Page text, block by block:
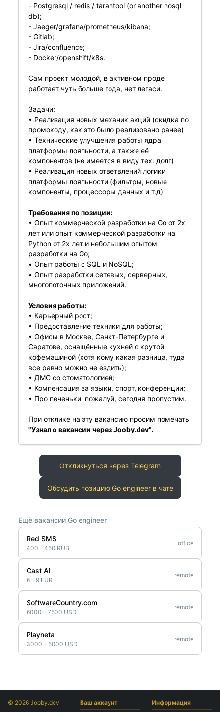
- Postgresql / redis / tarantool (or another nosql
db);
- Jaeger/grafana/prometheus/kibana;
- Gitlab;
- Jira/confluence;
- Docker/openshift/k8s.
Сам проект молодой, в активном проде
работает чуть больше года, нет легаси.
Задачи:
• Реализация новых механик акций (скидка по
промокоду, как это было реализовано ранее)
• Технические улучшения работы ядра
платформы лояльности, а также её
компонентов (не имеется в виду тех. долг)
• Реализация новых ответвлений логики
платформы лояльности (фильтры, новые
компоненты, процессоры данных и т.д)
Требования по позиции:
• Опыт коммерческой разработки на Go от 2х
лет или опыт коммерческой разработки на
Python от 2х лет и небольшим опытом
разработки на Go;
• Опыт работы с SQL и NoSQL;
• Опыт разработки сетевых, серверных,
многопоточных приложений.
Условия работы:
• Карьерный рост;
• Предоставление техники для работы;
• Офисы в Москве, Санкт-Петербурге и
Саратове, оснащённые кухней с крутой
кофемашиной (хотя кому какая разница, туда
все равно можно не ездить);
• ДМС со стоматологией;
• Компенсация за языки, спорт, конференции;
• Про печеньки, пожалуй, сегодня пропустим.
При отклике на эту вакансию просим помечать
"Узнал о вакансии через Jooby.dev".
Откликнуться через Telegram
Обсудить позицию Go engineer в чате
Ещё вакансии Go engineer
Red SMS
400 – 450 RUB
office
Cast AI
6 – 9 EUR
remote
SoftwareCountry.com
6000 – 7500 USD
remote
Playneta
3000 – 5000 USD
remote
© 2026 Jooby.dev Ваш аккаунт Информация